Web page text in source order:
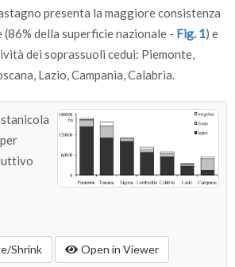
presenta la maggiore consistenza
della superficie nazionale - Fig. 1) e
dei soprassuoli cedui: Piemonte,
Lazio, Campania, Calabria.
Shrink Open in Viewer